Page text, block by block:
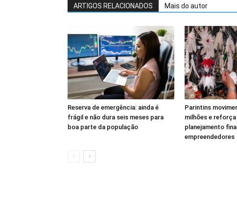
ARTIGOS RELACIONADOS Mais do autor
Reserva de emergência: ainda é
frágil e não dura seis meses para
boa parte da população
Parintins
milhões e
planejamento
empreendedores